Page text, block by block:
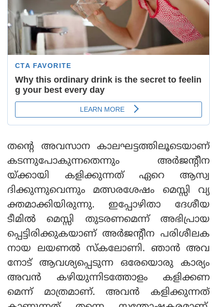
തന്റെ അവസാന കാലഘട്ടത്തിലൂടെയാണ്
കടന്നുപോകുന്നതെന്നും അര്‍ജന്റീന
യ്ക്കായി കളിക്കുന്നത് ഏറെ ആസ്വ
ദിക്കുന്നുവെന്നും മത്സരശേഷം മെസ്സി വ്യ
ക്തമാക്കിയിരുന്നു. ഇപ്പോഴിതാ ദേശീയ
ടീമില്‍ മെസ്സി തുടരണമെന്ന് അഭിപ്രായ
പ്പെട്ടിരിക്കുകയാണ് അര്‍ജന്റീന പരിശീലക
നായ ലയണല്‍ സ്‌കലോണി. ഞാന്‍ അവ
നോട് ആവശ്യപ്പെടുന്ന ഒരേയൊരു കാര്യം
അവന്‍ കഴിയുന്നിടത്തോളം കളിക്കണ
മെന്ന് മാത്രമാണ്. അവന്‍ കളിക്കുന്നത്